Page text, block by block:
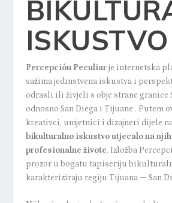
ISKUSTVO
Percepción Peculiarje internetska
sažima jedinstvena iskustva i
odrasli ili živjeli s obje strane granice
odnosno San Diega i Tijuane . Putem
kreativci, umjetnici i dizajneri dijele
bikulturalno iskustvo utjecalo na
profesionalne živote. Izložba
prozor u bogatu tapiseriju
karakteriziraju regiju Tijuana — San